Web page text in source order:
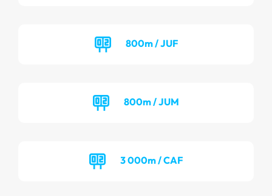
800m / JUF
800m / JUM
3 000m / CAF